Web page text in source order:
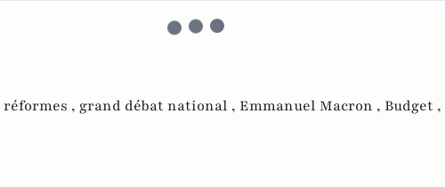
réformes , grand débat national , Emmanuel Macron , Budget ,